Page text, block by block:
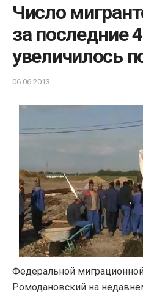
Число
за последние
увеличилось
06.06.2013
Федеральной
Ромодановский на